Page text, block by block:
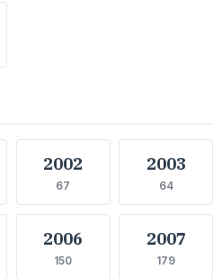
2002
67
2003
64
2006
150
2007
179